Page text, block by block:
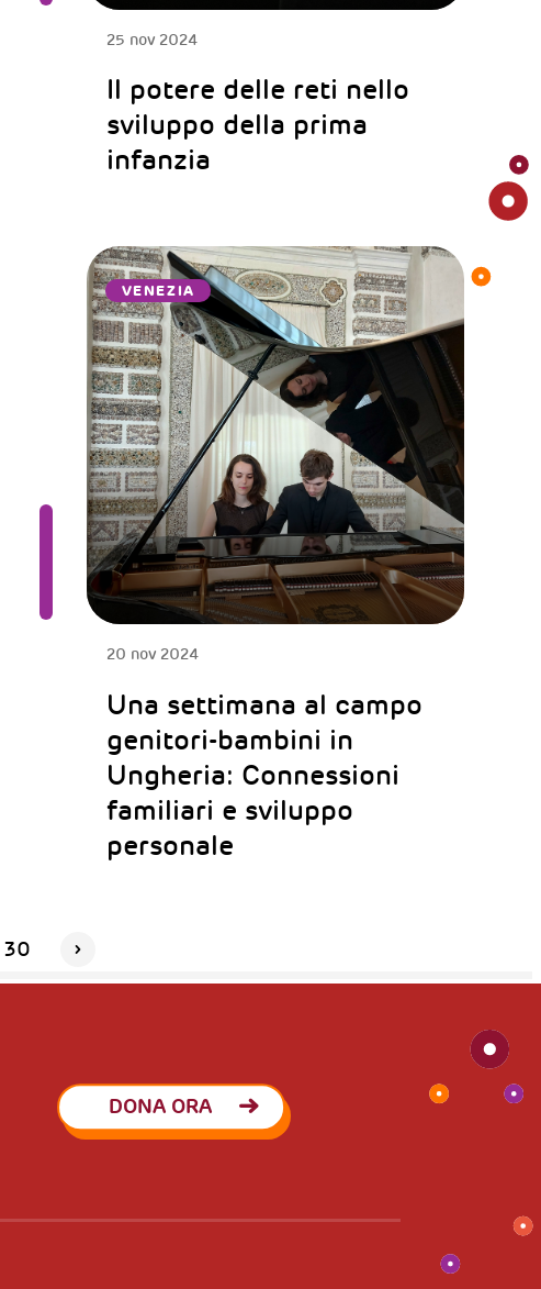
25 nov 2024
Il potere delle reti nello
sviluppo della prima
infanzia
VENEZIA
20 nov 2024
Una settimana al campo
genitori-bambini in
Ungheria: Connessioni
familiari e sviluppo
personale
30
DONA ORA